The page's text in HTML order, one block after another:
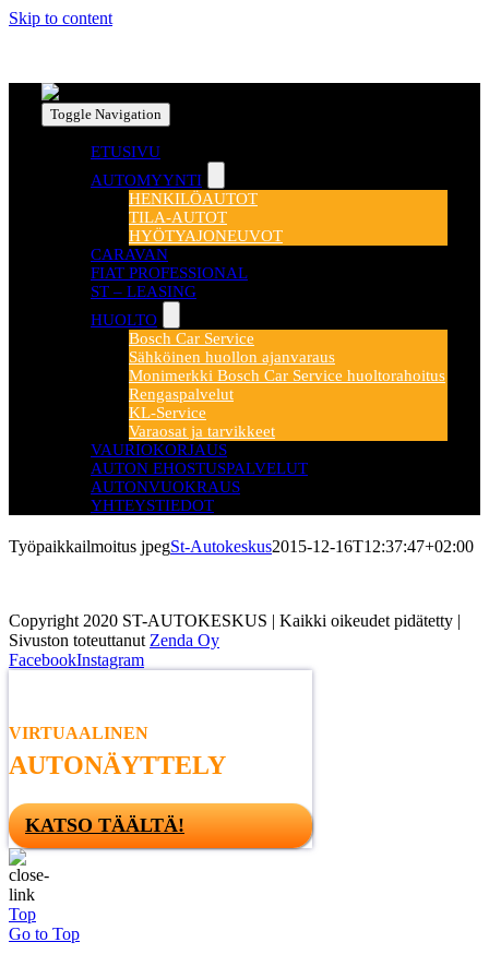
Skip to content
Toggle Navigation
ETUSIVU
AUTOMYYNTI
HENKILÖAUTOT
TILA-AUTOT
HYÖTYAJONEUVOT
CARAVAN
FIAT PROFESSIONAL
ST – LEASING
HUOLTO
Bosch Car Service
Sähköinen huollon ajanvaraus
Monimerkki Bosch Car Service huoltorahoitus
Rengaspalvelut
KL-Service
Varaosat ja tarvikkeet
VAURIOKORJAUS
AUTON EHOSTUSPALVELUT
AUTONVUOKRAUS
YHTEYSTIEDOT
Työpaikkailmoitus jpegSt-Autokeskus2015-12-16T12:37:47+02:00
Copyright 2020 ST-AUTOKESKUS | Kaikki oikeudet pidätetty |
Sivuston toteuttanut Zenda Oy
FacebookInstagram
VIRTUAALINEN
AUTONÄYTTELY
KATSO TÄÄLTÄ!
Top
Go to Top